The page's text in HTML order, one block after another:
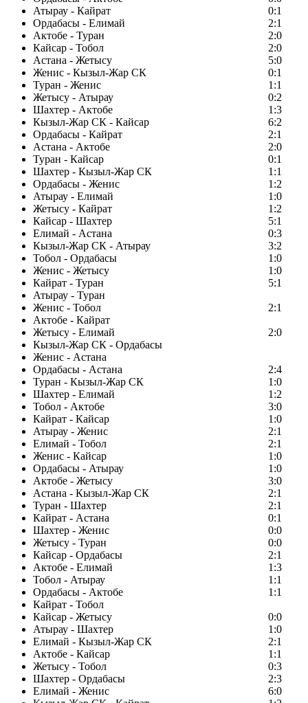
Атырау - Кайрат
0:1
Ордабасы - Елимай
2:1
Актобе - Туран
2:0
Кайсар - Тобол
2:0
Астана - Жетысу
5:0
Женис - Кызыл-Жар СК
0:1
Туран - Женис
1:1
Жетысу - Атырау
0:2
Шахтер - Актобе
1:3
Кызыл-Жар СК - Кайсар
6:2
Ордабасы - Кайрат
2:1
Астана - Актобе
2:0
Туран - Кайсар
0:1
Шахтер - Кызыл-Жар СК
1:1
Ордабасы - Женис
1:2
Атырау - Елимай
1:0
Жетысу - Кайрат
1:2
Кайсар - Шахтер
5:1
Елимай - Астана
0:3
Кызыл-Жар СК - Атырау
3:2
Тобол - Ордабасы
1:0
Женис - Жетысу
1:0
Кайрат - Туран
5:1
Атырау - Туран
Женис - Тобол
2:1
Актобе - Кайрат
Жетысу - Елимай
2:0
Кызыл-Жар СК - Ордабасы
Женис - Астана
Ордабасы - Астана
2:4
Туран - Кызыл-Жар СК
1:0
Шахтер - Елимай
1:2
Тобол - Актобе
3:0
Кайрат - Кайсар
1:0
Атырау - Женис
2:1
Елимай - Тобол
2:1
Женис - Кайсар
1:0
Ордабасы - Атырау
1:0
Актобе - Жетысу
3:0
Астана - Кызыл-Жар СК
2:1
Туран - Шахтер
2:1
Кайрат - Астана
0:1
Шахтер - Женис
0:0
Жетысу - Туран
0:0
Кайсар - Ордабасы
2:1
Актобе - Елимай
1:3
Тобол - Атырау
1:1
Ордабасы - Актобе
1:1
Кайрат - Тобол
Кайсар - Жетысу
0:0
Атырау - Шахтер
1:0
Елимай - Кызыл-Жар СК
2:1
Актобе - Кайсар
1:1
Жетысу - Тобол
0:3
Шахтер - Ордабасы
2:3
Елимай - Женис
6:0